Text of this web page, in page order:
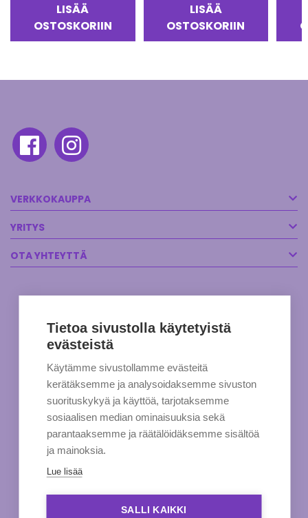
LISÄÄ
OSTOSKORIIN
LISÄÄ
OSTOSKORIIN
VERKKOKAUPPA
YRITYS
OTA YHTEYTTÄ
Tietoa sivustolla käytetyistä
evästeistä
Käytämme sivustollamme evästeitä
kerätäksemme ja analysoidaksemme sivuston
suorituskykyä ja käyttöä, tarjotaksemme
sosiaalisen median ominaisuuksia sekä
parantaaksemme ja räätälöidäksemme sisältöä
ja mainoksia.
Lue lisää
SALLI KAIKKI